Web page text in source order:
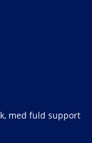
med fuld support